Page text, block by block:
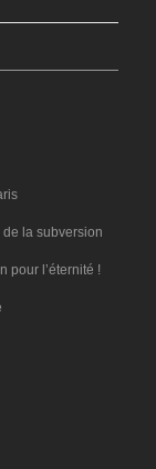
la subversion
pour l’éternité !